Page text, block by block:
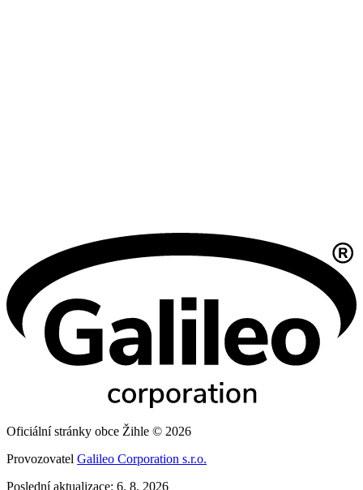
Oficiální stránky obce Žihle © 2026
Provozovatel Galileo Corporation s.r.o.
Poslední aktualizace: 6. 8. 2026